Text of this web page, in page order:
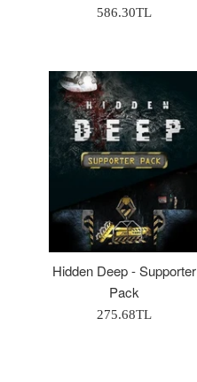
Normal
586.30TL
Hidden Deep - Supporter
Pack
Normal
275.68TL